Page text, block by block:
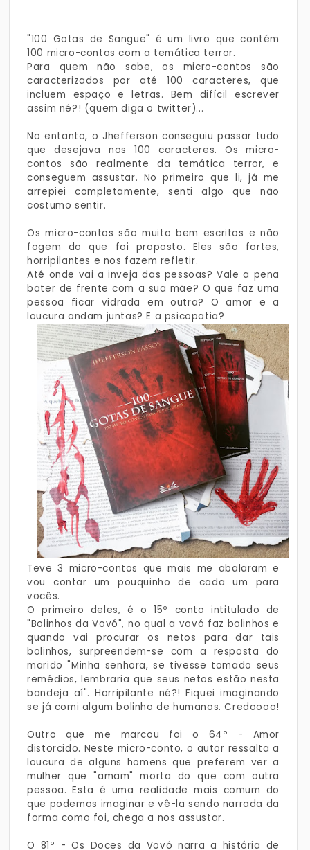
"100 Gotas de Sangue" é um livro que contém
100 micro-contos com a temática terror.
Para quem não sabe, os micro-contos são
caracterizados por até 100 caracteres, que
incluem espaço e letras. Bem difícil escrever
assim né?! (quem diga o twitter)...
No entanto, o Jhefferson conseguiu passar tudo
que desejava nos 100 caracteres. Os micro-
contos são realmente da temática terror, e
conseguem assustar. No primeiro que li, já me
arrepiei completamente, senti algo que não
costumo sentir.
Os micro-contos são muito bem escritos e não
fogem do que foi proposto. Eles são fortes,
horripilantes e nos fazem refletir.
Até onde vai a inveja das pessoas? Vale a pena
bater de frente com a sua mãe? O que faz uma
pessoa ficar vidrada em outra? O amor e a
loucura andam juntas? E a psicopatia?
Teve 3 micro-contos que mais me abalaram e
vou contar um pouquinho de cada um para
vocês.
O primeiro deles, é o 15º conto intitulado de
"Bolinhos da Vovó", no qual a vovó faz bolinhos e
quando vai procurar os netos para dar tais
bolinhos, surpreendem-se com a resposta do
marido "Minha senhora, se tivesse tomado seus
remédios, lembraria que seus netos estão nesta
bandeja aí". Horripilante né?! Fiquei imaginando
se já comi algum bolinho de humanos. Credoooo!
Outro que me marcou foi o 64º - Amor
distorcido. Neste micro-conto, o autor ressalta a
loucura de alguns homens que preferem ver a
mulher que "amam" morta do que com outra
pessoa. Esta é uma realidade mais comum do
que podemos imaginar e vê-la sendo narrada da
forma como foi, chega a nos assustar.
O 81º - Os Doces da Vovó narra a história de